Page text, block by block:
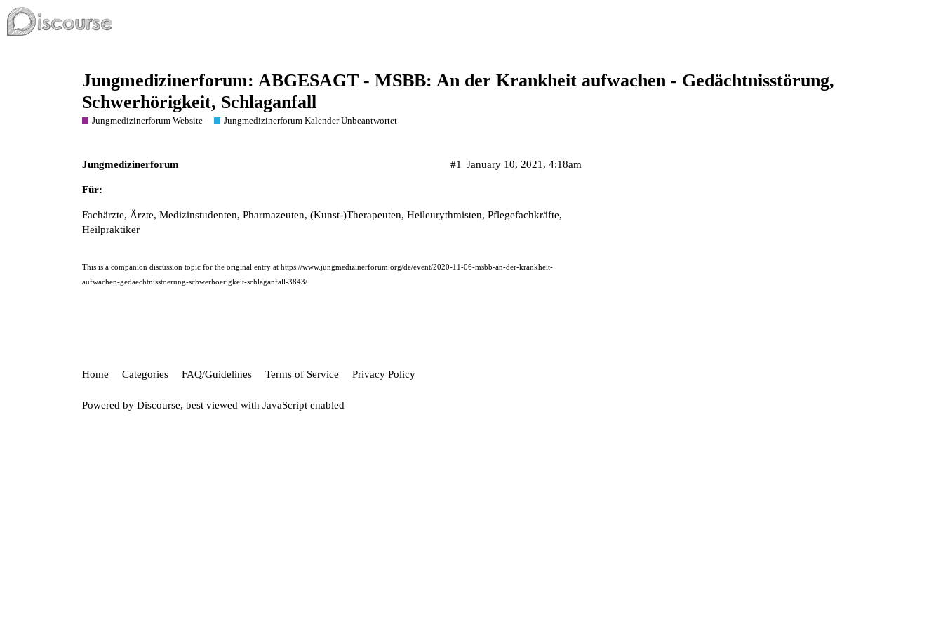
Jungmedizinerforum: ABGESAGT - MSBB: An der Krankheit aufwachen - Gedächtnisstörung,
Schwerhörigkeit, Schlaganfall
Jungmedizinerforum Website Jungmedizinerforum Kalender Unbeantwortet
Jungmedizinerforum January 10, 2021, 4:18am
#1
Für:
Fachärzte, Ärzte, Medizinstudenten, Pharmazeuten, (Kunst-)Therapeuten, Heileurythmisten, Pflegefachkräfte,
Heilpraktiker
This is a companion discussion topic for the original entry at https://www.jungmedizinerforum.org/de/event/2020-11-06-msbb-an-der-krankheit-
aufwachen-gedaechtnisstoerung-schwerhoerigkeit-schlaganfall-3843/
Home Categories FAQ/Guidelines Terms of Service Privacy Policy
Powered by Discourse, best viewed with JavaScript enabled